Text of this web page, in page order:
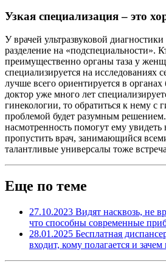
Узкая специализация – это
У врачей ультразвуковой
разделение на «подспециальности».
преимущественно органы таза у
специализируется на исследованиях
лучше всего ориентируется в
доктор уже много лет
гинекологии, то обратиться к нему с
проблемой будет разумным
насмотренность помогут ему
пропустить врач, занимающийся
талантливые универсалы тоже
Еще по теме
27.10.2023 Видят насквозь, не
что способны современные
28.01.2025 Бесплатная
входит, кому полагается и